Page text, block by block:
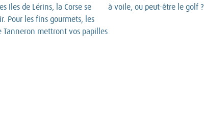
Iles de Lérins, la Corse se
Pour les fins gourmets, les
Tanneron mettront vos papilles
à voile, ou peut-être le golf ?